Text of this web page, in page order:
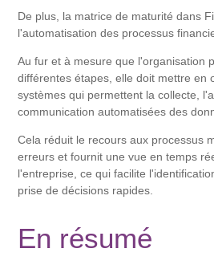
De plus, la matrice de maturité dans
l'automatisation des processus
Au fur et à mesure que l'organisation
différentes étapes, elle doit mettre en
systèmes qui permettent la collecte,
communication automatisées des
Cela réduit le recours aux processus
erreurs et fournit une vue en temps
l'entreprise, ce qui facilite
prise de décisions rapides.
En résumé